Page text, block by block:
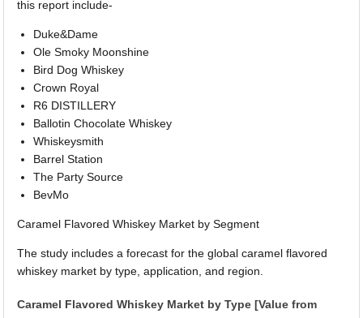
this report include-
Duke&Dame
Ole Smoky Moonshine
Bird Dog Whiskey
Crown Royal
R6 DISTILLERY
Ballotin Chocolate Whiskey
Whiskeysmith
Barrel Station
The Party Source
BevMo
Caramel Flavored Whiskey Market by Segment
The study includes a forecast for the global caramel flavored
whiskey market by type, application, and region.
Caramel Flavored Whiskey Market by Type [Value from